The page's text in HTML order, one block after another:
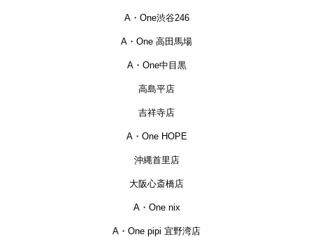
鈴木さんにはいつも大満足の仕上がりにして
現在の髪によりよい施術を考えていただき感
謝しかありません！
次回も宜しくお願いいたします。
ってきました。鈴木店長とは本当に長いお付
A・One渋谷246
A・One 高田馬場
A・One中目黒
高島平店
吉祥寺店
A・One HOPE
沖縄首里店
大阪心斎橋店
A・One nix
A・One pipi 宜野湾店